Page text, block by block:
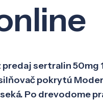
sertralin 50mg
pokrytú
Po drevodome